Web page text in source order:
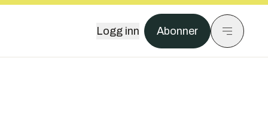
Logg inn Abonner